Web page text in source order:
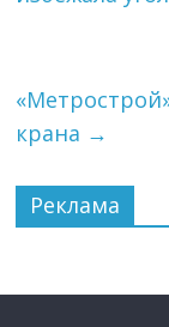
крана →
Реклама